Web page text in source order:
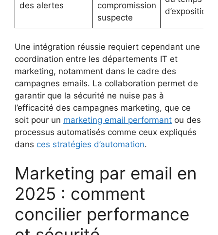
des alertes
compromission
suspecte
d’exposition
Une intégration réussie requiert cependant une
coordination entre les départements IT et
marketing, notamment dans le cadre des
campagnes emails. La collaboration permet de
garantir que la sécurité ne nuise pas à
l’efficacité des campagnes marketing, que ce
soit pour un marketing email performant ou des
processus automatisés comme ceux expliqués
dans ces stratégies d’automation.
Marketing par email en
2025 : comment
concilier performance